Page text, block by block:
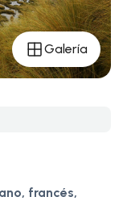
Galería
francés,